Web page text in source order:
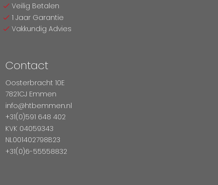
Veilig Betalen
1 Jaar Garantie
Vakkundig Advies
Contact
Oosterbracht 10E
7821CJ Emmen
info@htbemmen.nl
+31(0)591 648 402
KVK 04059343
NL001402798B23
+31(0)6-55558832